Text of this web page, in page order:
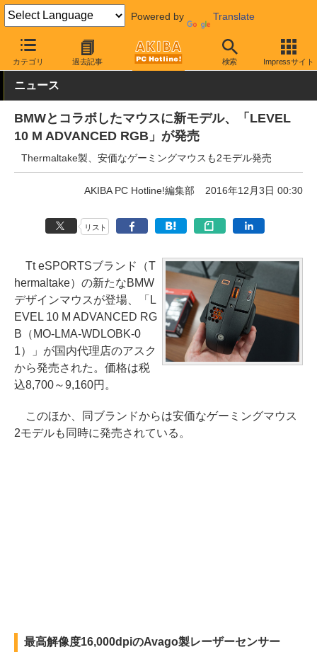
Powered by Translate
カテゴリ 過去記事 検索 Impressサイト
AKIBA PC Hotline! PC周辺機器 マウス ゲーミングマウス
ニュース
BMWとコラボしたマウスに新モデル、「LEVEL
10 M ADVANCED RGB」が発売
Thermaltake製、安価なゲーミングマウスも2モデル発売
AKIBA PC Hotline!編集部 2016年12月3日 00:30
リスト
Tt eSPORTSブランド（T
hermaltake）の新たなBMW
デザインマウスが登場、「L
EVEL 10 M ADVANCED RG
B（MO-LMA-WDLOBK-0
1）」が国内代理店のアスク
から発売された。価格は税
込8,700～9,160円。
このほか、同ブランドからは安価なゲーミングマウス
2モデルも同時に発売されている。
最高解像度16,000dpiのAvago製レーザーセンサー